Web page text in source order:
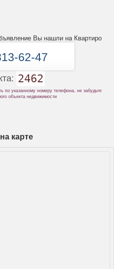
Вы нашли на Квартиро
62-47
2462
указанному номеру телефона, не забудьте
объекта недвижимости
карте